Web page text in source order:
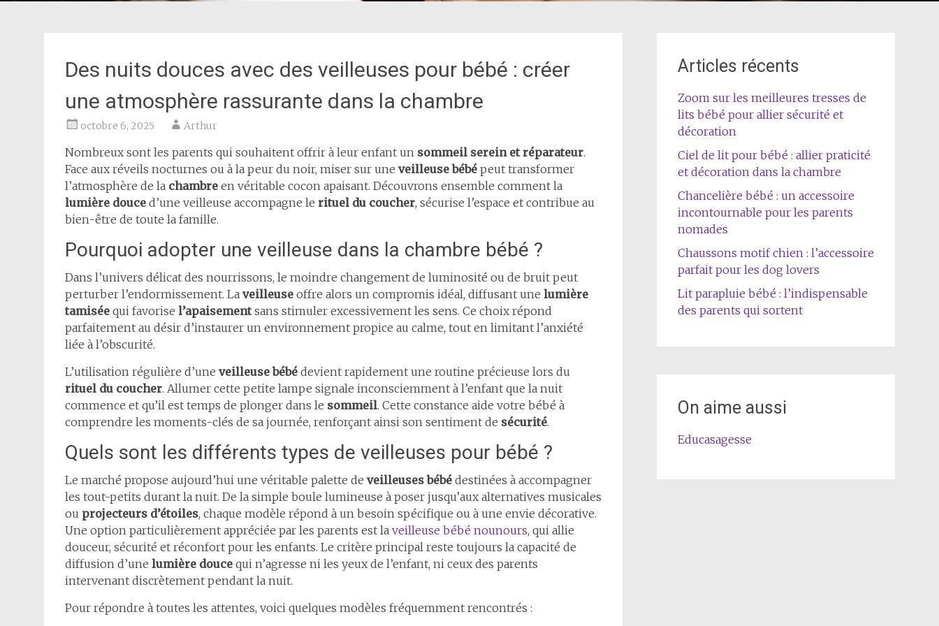
Des nuits douces avec des veilleuses pour bébé : créer
une atmosphère rassurante dans la chambre
octobre 6, 2025 Arthur
Nombreux sont les parents qui souhaitent offrir à leur enfant un sommeil serein et réparateur.
Face aux réveils nocturnes ou à la peur du noir, miser sur une veilleuse bébé peut transformer
l’atmosphère de la chambre en véritable cocon apaisant. Découvrons ensemble comment la
lumière douce d’une veilleuse accompagne le rituel du coucher, sécurise l’espace et contribue au
bien-être de toute la famille.
Pourquoi adopter une veilleuse dans la chambre bébé ?
Dans l’univers délicat des nourrissons, le moindre changement de luminosité ou de bruit peut
perturber l’endormissement. La veilleuse offre alors un compromis idéal, diffusant une lumière
tamisée qui favorise l’apaisementsans stimuler excessivement les sens. Ce choix répond
parfaitement au désir d’instaurer un environnement propice au calme, tout en limitant l’anxiété
liée à l’obscurité.
L’utilisation régulière d’une veilleuse bébé devient rapidement une routine précieuse lors du
rituel du coucher. Allumer cette petite lampe signale inconsciemment à l’enfant que la nuit
commence et qu’il est temps de plonger dans le sommeil. Cette constance aide votre bébé à
comprendre les moments-clés de sa journée, renforçant ainsi son sentiment de sécurité.
Quels sont les différents types de veilleuses pour bébé ?
Le marché propose aujourd’hui une véritable palette de veilleuses bébé destinées à accompagner
les tout-petits durant la nuit. De la simple boule lumineuse à poser jusqu’aux alternatives musicales
ou projecteurs d’étoiles, chaque modèle répond à un besoin spécifique ou à une envie décorative.
Une option particulièrement appréciée par les parents est la veilleuse bébé nounours, qui allie
douceur, sécurité et réconfort pour les enfants. Le critère principal reste toujours la capacité de
diffusion d’une lumière douce qui n’agresse ni les yeux de l’enfant, ni ceux des parents
intervenant discrètement pendant la nuit.
Pour répondre à toutes les attentes, voici quelques modèles fréquemment rencontrés :
Articles récents
Zoom sur les meilleures tresses de
lits bébé pour allier sécurité et
décoration
Ciel de lit pour bébé : allier praticité
et décoration dans la chambre
Chancelière bébé : un accessoire
incontournable pour les parents
nomades
Chaussons motif chien : l’accessoire
parfait pour les dog lovers
Lit parapluie bébé : l’indispensable
des parents qui sortent
On aime aussi
Educasagesse